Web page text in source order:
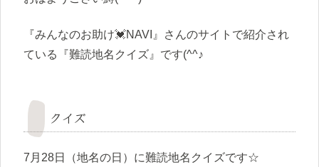
『みんなのお助け💓NAVI』さんのサイトで紹介され
ている『難読地名クイズ』です(^^♪
クイズ
7月28日（地名の日）に難読地名クイズです☆